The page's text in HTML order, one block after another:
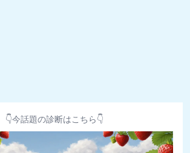
👇今話題の診断はこちら👇